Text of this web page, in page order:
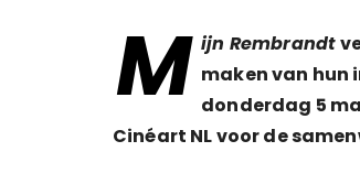
M ijn Rembrandt
maken van hun
donderdag 5
Cinéart NL voor de